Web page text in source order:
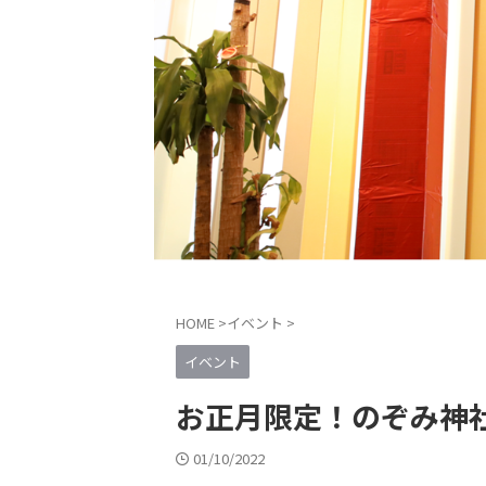
HOME >イベント >
イベント
お正月限定！のぞみ神
01/10/2022